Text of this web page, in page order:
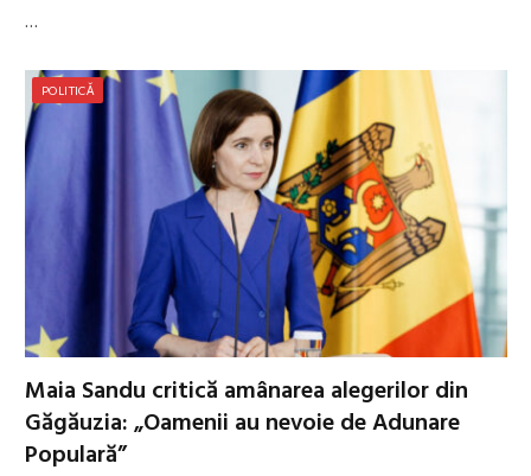
…
POLITICĂ
Maia Sandu critică amânarea alegerilor din
Găgăuzia: „Oamenii au nevoie de Adunare
Populară”